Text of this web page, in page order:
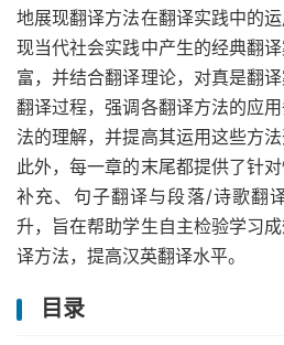
地展现翻译方法在翻译实践中的
现当代社会实践中产生的经典翻
富，并结合翻译理论，对真是翻
翻译过程，强调各翻译方法的应
法的理解，并提高其运用这些方
此外，每一章的末尾都提供了针
补充、句子翻译与段落/诗歌翻
升，旨在帮助学生自主检验学习
译方法，提高汉英翻译水平。
目录